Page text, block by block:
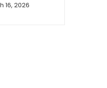
16, 2026